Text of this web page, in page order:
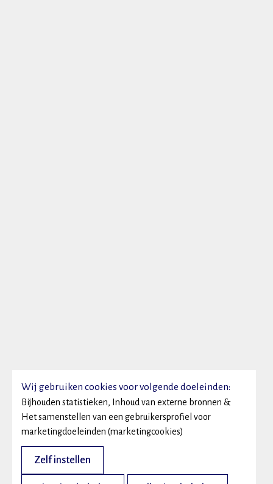
Wij gebruiken cookies voor volgende doeleinden:
Bijhouden statistieken, Inhoud van externe bronnen &
Het samenstellen van een gebruikersprofiel voor
marketingdoeleinden (marketingcookies)
Zelf instellen